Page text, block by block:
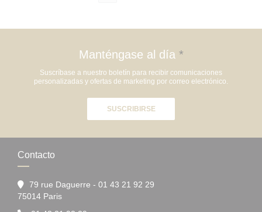
Manténgase al día *
Suscríbase a nuestro boletín para recibir comunicaciones
personalizadas y ofertas de marketing por correo electrónico.
SUSCRIBIRSE
Contacto
79 rue Daguerre - 01 43 21 92 29
75014 Paris((abre en una nueva ventana))